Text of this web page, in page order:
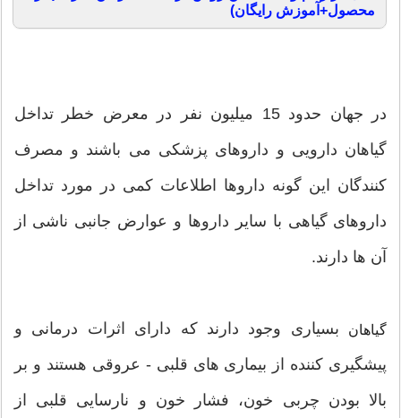
محصول+آموزش رایگان)
در جهان حدود 15 میلیون نفر در معرض خطر تداخل
گیاهان دارویی و داروهای پزشکی می باشند و مصرف
کنندگان این گونه داروها اطلاعات کمی در مورد تداخل
داروهای گیاهی با سایر داروها و عوارض جانبی ناشی از
آن ها دارند.
گیاهان
بسیاری وجود دارند که دارای اثرات درمانی و
پیشگیری کننده از بیماری های قلبی - عروقی هستند و بر
بالا بودن چربی خون، فشار خون و نارسایی قلبی از